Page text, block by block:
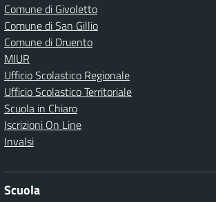
Comune di Givoletto
Comune di San Gillio
Comune di Druento
MIUR
Ufficio Scolastico Regionale
Ufficio Scolastico Territoriale
Scuola in Chiaro
Iscrizioni On Line
Invalsi
Scuola